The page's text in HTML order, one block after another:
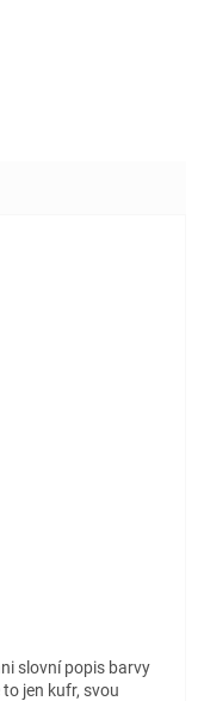
slovní popis barvy
jen kufr, svou